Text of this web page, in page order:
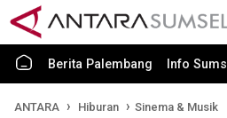
Berita Palembang Info
ANTARA Hiburan Sinema & Musik